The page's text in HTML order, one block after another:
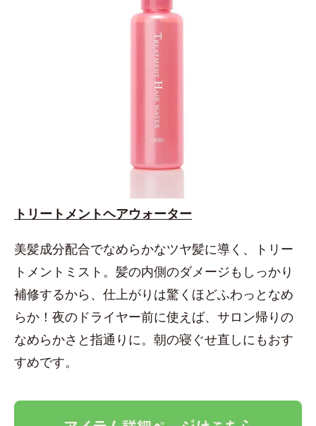
トリートメントヘアウォーター
美髪成分配合でなめらかなツヤ髪に導く、トリー
トメントミスト。髪の内側のダメージもしっかり
補修するから、仕上がりは驚くほどふわっとなめ
らか！夜のドライヤー前に使えば、サロン帰りの
なめらかさと指通りに。朝の寝ぐせ直しにもおす
すめです。